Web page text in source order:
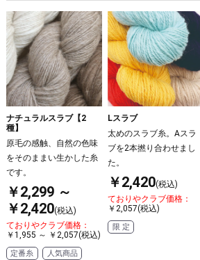
ナチュラルスラブ【2
種】
原毛の感触、自然の色味
をそのままい生かした糸
です。
￥2,299 ～
￥2,420(税込)
ておりやクラブ価格：
￥1,955 ～ ￥2,057(税込)
定番糸 人気商品
Lスラブ
太めのスラブ糸。Aスラ
ブを2本撚り合わせまし
た。
￥2,420(税込)
ておりやクラブ価格：
￥2,057(税込)
限 定